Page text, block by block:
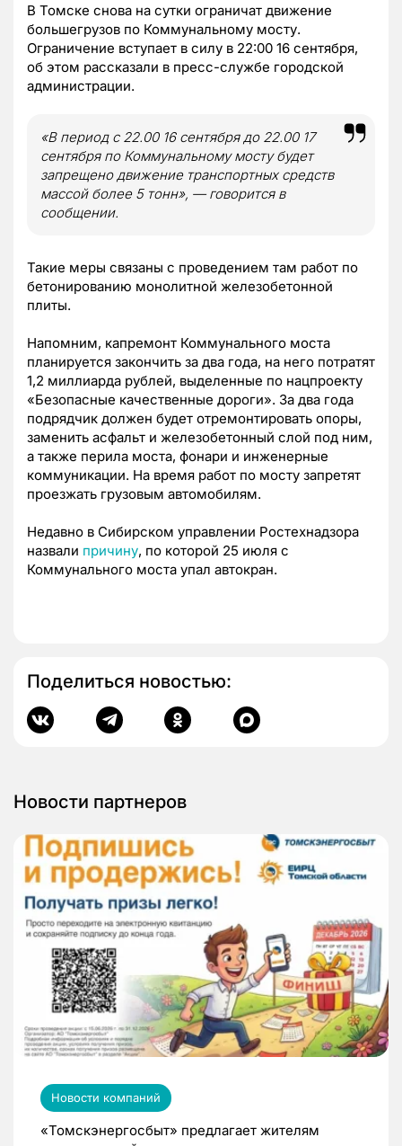
В Томске снова на сутки ограничат движение
большегрузов по Коммунальному мосту.
Ограничение вступает в силу в 22:00 16 сентября,
об этом рассказали в пресс-службе городской
администрации.
«В период с 22.00 16 сентября до 22.00 17
сентября по Коммунальному мосту будет
запрещено движение транспортных средств
массой более 5 тонн», — говорится в
сообщении.
Такие меры связаны с проведением там работ по
бетонированию монолитной железобетонной
плиты.
Напомним, капремонт Коммунального моста
планируется закончить за два года, на него потратят
1,2 миллиарда рублей, выделенные по нацпроекту
«Безопасные качественные дороги». За два года
подрядчик должен будет отремонтировать опоры,
заменить асфальт и железобетонный слой под ним,
а также перила моста, фонари и инженерные
коммуникации. На время работ по мосту запретят
проезжать грузовым автомобилям.
Недавно в Сибирском управлении Ростехнадзора
назвали причину, по которой 25 июля с
Коммунального моста упал автокран.
Поделиться новостью:
Новости партнеров
Новости компаний
«Томскэнергосбыт» предлагает жителям